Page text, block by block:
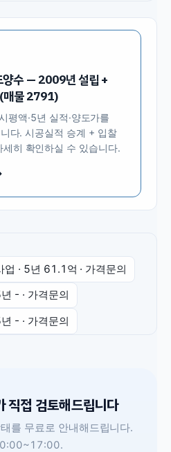
양수 — 2009년 설립 +
매물 2791)
평액·5년 실적·양도가를
다. 시공실적 승계 + 입찰
히 확인하실 수 있습니다.
업 · 5년 61.1억 · 가격문의
- · 가격문의
- · 가격문의
직접 검토해드립니다
를 무료로 안내해드립니다.